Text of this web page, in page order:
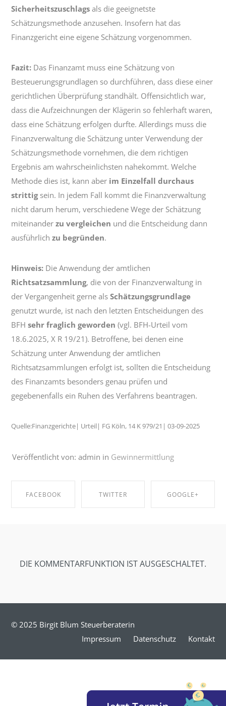
Sicherheitszuschlags als die geeignetste
Schätzungsmethode anzusehen. Insofern hat das
Finanzgericht eine eigene Schätzung vorgenommen.
Fazit: Das Finanzamt muss eine Schätzung von
Besteuerungsgrundlagen so durchführen, dass diese einer
gerichtlichen Überprüfung standhält. Offensichtlich war,
dass die Aufzeichnungen der Klägerin so fehlerhaft waren,
dass eine Schätzung erfolgen durfte. Allerdings muss die
Finanzverwaltung die Schätzung unter Verwendung der
Schätzungsmethode vornehmen, die dem richtigen
Ergebnis am wahrscheinlichsten nahekommt. Welche
Methode dies ist, kann aber im Einzelfall durchaus
strittigsein. In jedem Fall kommt die Finanzverwaltung
nicht darum herum, verschiedene Wege der Schätzung
miteinanderzu vergleichen und die Entscheidung dann
ausführlichzu begründen.
Hinweis: Die Anwendung der amtlichen
Richtsatzsammlung, die von der Finanzverwaltung in
der Vergangenheit gerne alsSchätzungsgrundlage
genutzt wurde, ist nach den letzten Entscheidungen des
BFHsehr fraglich geworden (vgl. BFH-Urteil vom
18.6.2025, X R 19/21). Betroffene, bei denen eine
Schätzung unter Anwendung der amtlichen
Richtsatzsammlungen erfolgt ist, sollten die Entscheidung
des Finanzamts besonders genau prüfen und
gegebenenfalls ein Ruhen des Verfahrens beantragen.
Quelle:Finanzgerichte| Urteil| FG Köln, 14 K 979/21| 03-09-2025
Veröffentlicht von: admin in Gewinnermittlung
FACEBOOK TWITTER GOOGLE+
DIE KOMMENTARFUNKTION IST AUSGESCHALTET.
© 2025 Birgit Blum Steuerberaterin
Impressum
Datenschutz Kontakt